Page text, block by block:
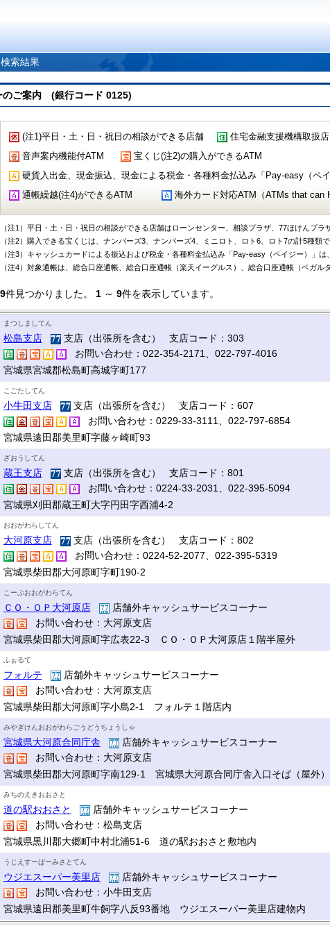
索結果
のご案内 (銀行コード 0125)
(注1)平日・土・日・祝日の相談ができる店舗 住宅金融支援機構取扱店
音声案内機能付ATM
宝くじ(注2)の購入ができるATM
硬貨入出金、現金振込、現金による税金・各種料金払込み「Pay-easy（ペ
通帳繰越(注4)ができるATM
海外カード対応ATM（ATMs that can
（注1）平日・土・日・祝日の相談ができる店舗はローンセンター、相談プラザ、77ほけんプラ
（注2）購入できる宝くじは、ナンバーズ3、ナンバーズ4、ミニロト、ロト6、ロト7の計5種類で
（注3）キャッシュカードによる振込および税金・各種料金払込み「Pay-easy（ペイジー）」は
（注4）対象通帳は、総合口座通帳、総合口座通帳（楽天イーグルス）、総合口座通帳（ベガル
9件見つかりました。 1～ 9件を表示しています。
まつしましてん
松島支店
支店（出張所を含む） 支店コード：303
お問い合わせ：022-354-2171、022-797-4016
宮城県宮城郡松島町高城字町177
こごたしてん
小牛田支店
支店（出張所を含む） 支店コード：607
お問い合わせ：0229-33-3111、022-797-6854
宮城県遠田郡美里町字藤ヶ崎町93
ざおうしてん
蔵王支店
支店（出張所を含む） 支店コード：801
お問い合わせ：0224-33-2031、022-395-5094
宮城県刈田郡蔵王町大字円田字西浦4-2
おおがわらしてん
大河原支店
支店（出張所を含む） 支店コード：802
お問い合わせ：0224-52-2077、022-395-5319
宮城県柴田郡大河原町字町190-2
こーぷおおがわらてん
ＣＯ・ＯＰ大河原店
店舗外キャッシュサービスコーナー
お問い合わせ：大河原支店
宮城県柴田郡大河原町字広表22-3 ＣＯ・ＯＰ大河原店１階半屋外
ふぉるて
フォルテ
店舗外キャッシュサービスコーナー
お問い合わせ：大河原支店
宮城県柴田郡大河原町字小島2-1 フォルテ１階店内
みやぎけんおおがわらごうどうちょうしゃ
宮城県大河原合同庁舎
店舗外キャッシュサービスコーナー
お問い合わせ：大河原支店
宮城県柴田郡大河原町字南129-1 宮城県大河原合同庁舎入口そば（屋外）
みちのえきおおさと
道の駅おおさと
店舗外キャッシュサービスコーナー
お問い合わせ：松島支店
宮城県黒川郡大郷町中村北浦51-6 道の駅おおさと敷地内
うじえすーぱーみさとてん
ウジエスーパー美里店
店舗外キャッシュサービスコーナー
お問い合わせ：小牛田支店
宮城県遠田郡美里町牛飼字八反93番地 ウジエスーパー美里店建物内